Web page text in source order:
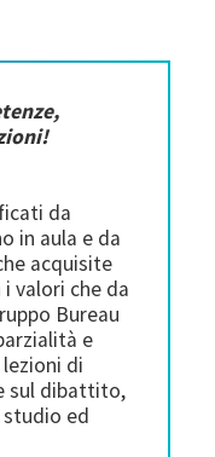
da
in aula e da
acquisite
valori che da
Bureau
e
di
sul dibattito,
ed